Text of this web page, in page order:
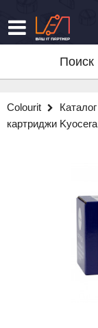
Поиск
Colourit Каталог
картриджи Kyocera